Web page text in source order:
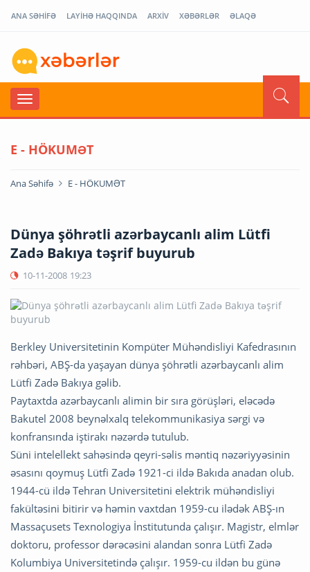
ANA SƏHİFƏ LAYİHƏ HAQQINDA ARXİV XƏBƏRLƏR ƏLAQƏ
E - HÖKUMƏT
Ana Səhifə E - HÖKUMƏT
Dünya şöhrətli azərbaycanlı alim Lütfi
Zadə Bakıya təşrif buyurub
10-11-2008 19:23
Berkley Universitetinin Kompüter Mühəndisliyi Kafedrasının
rəhbəri, ABŞ-da yaşayan dünya şöhrətli azərbaycanlı alim
Lütfi Zadə Bakıya gəlib.
Paytaxtda azərbaycanlı alimin bir sıra görüşləri, eləcədə
Bakutel 2008 beynəlxalq telekommunikasiya sərgi və
konfransında iştirakı nəzərdə tutulub.
Süni intelellekt sahəsində qeyri-səlis məntiq nəzəriyyəsinin
əsasını qoymuş Lütfi Zadə 1921-ci ildə Bakıda anadan olub.
1944-cü ildə Tehran Universitetini elektrik mühəndisliyi
fakültəsini bitirir və həmin vaxtdan 1959-cu ilədək ABŞ-ın
Massaçusets Texnologiya İnstitutunda çalışır. Magistr, elmlər
doktoru, professor dərəcəsini alandan sonra Lütfi Zadə
Kolumbiya Universitetində çalışır. 1959-cu ildən bu günə